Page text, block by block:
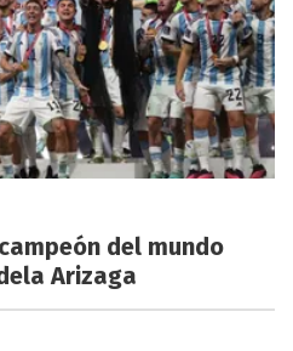
del mundo
Arizaga